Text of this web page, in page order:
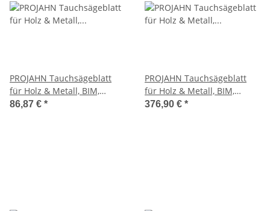
PROJAHN Tauchsägeblatt
für Holz & Metall, BIM,
Starlock, 32mm x 50mm, 5
86,87 € *
PROJAHN Tauchsägeblatt
für Holz & Metall, BIM,
Starlock, 65mm x 40mm, 20
376,90 € *